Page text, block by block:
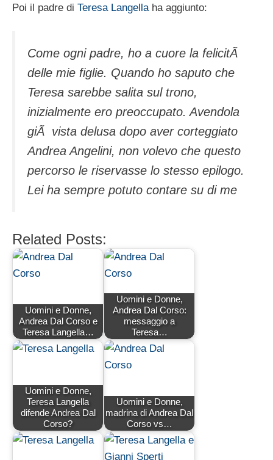
Poi il padre di Teresa Langella ha aggiunto:
Come ogni padre, ho a cuore la felicitÃ
delle mie figlie. Quando ho saputo che
Teresa sarebbe salita sul trono,
inizialmente ero preoccupato. Avendola
giÃ vista delusa dopo aver corteggiato
Andrea Angelini, non volevo che questo
percorso le riservasse lo stesso epilogo.
Lei ha sempre potuto contare su di me
Related Posts:
Uomini e Donne,
Andrea Dal Corso e
Teresa Langella…
Uomini e Donne,
Andrea Dal Corso:
messaggio a
Teresa…
Uomini e Donne,
Teresa Langella
difende Andrea Dal
Corso?
Uomini e Donne,
madrina di Andrea Dal
Corso vs…